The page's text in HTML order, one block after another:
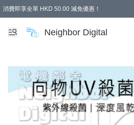
消費即享全單 HKD 50.00 減免優惠！
Neighbor Digital